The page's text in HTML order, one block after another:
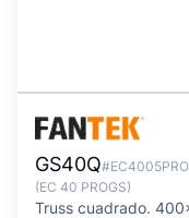
GS40Q
(EC 40 PROGS)
Truss cuadrado.